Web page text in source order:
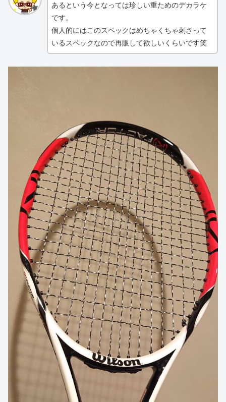
あるという今となっては珍しい重ためのデカラケ
です。
個人的にはこのスペックはめちゃくちゃ刺さって
いるスペックなので再販して欲しいくらいです笑